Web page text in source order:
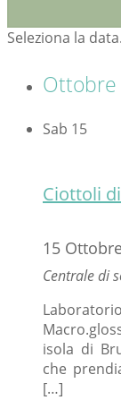
Seleziona la data.
Ottobre
Sab 15
Ciottoli
15
Centrale di
isola di
che
[…]